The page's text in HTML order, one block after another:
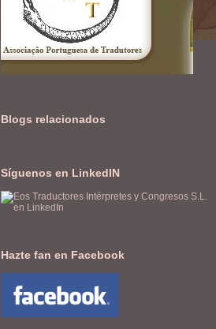
Blogs relacionados
Síguenos en LinkedIN
Hazte fan en Facebook